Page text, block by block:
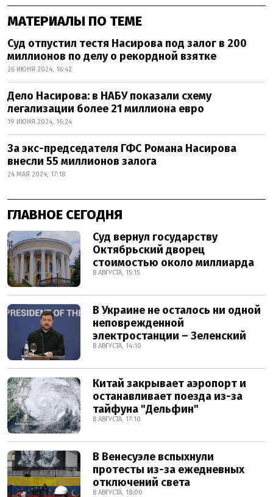
МАТЕРИАЛЫ ПО ТЕМЕ
Суд отпустил тестя Насирова под залог в 200
миллионов по делу о рекордной взятке
26 ИЮНЯ 2024, 16:42
Дело Насирова: в НАБУ показали схему
легализации более 21 миллиона евро
19 ИЮНЯ 2024, 16:24
За экс-председателя ГФС Романа Насирова
внесли 55 миллионов залога
24 МАЯ 2024, 17:18
ГЛАВНОЕ СЕГОДНЯ
Суд вернул государству
Октябрьский дворец
стоимостью около миллиарда
8 АВГУСТА, 15:15
В Украине не осталось ни одной
неповрежденной
электростанции – Зеленский
8 АВГУСТА, 14:10
Китай закрывает аэропорт и
останавливает поезда из-за
тайфуна "Дельфин"
8 АВГУСТА, 17:10
В Венесуэле вспыхнули
протесты из-за ежедневных
отключений света
8 АВГУСТА, 18:00